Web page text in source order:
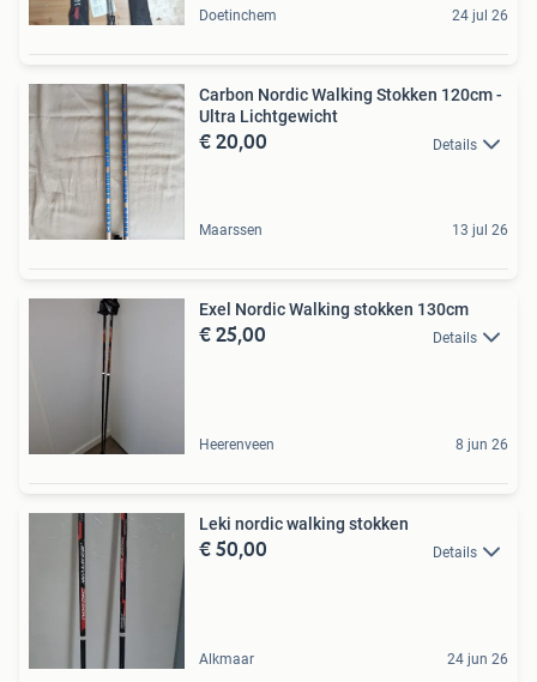
Doetinchem 24 jul 26
Carbon Nordic Walking Stokken 120cm -
Ultra Lichtgewicht
€ 20,00 Details
Maarssen 13 jul 26
Exel Nordic Walking stokken 130cm
€ 25,00 Details
Heerenveen 8 jun 26
Leki nordic walking stokken
€ 50,00 Details
Alkmaar 24 jun 26